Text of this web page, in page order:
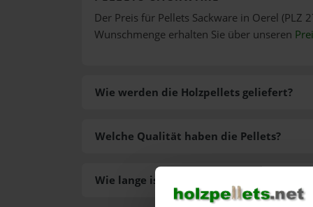
Der Preis für Pellets Sackware in Oerel (PLZ
Wunschmenge erhalten Sie über unseren
Wie werden die Holzpellets geliefert?
Welche Qualität haben die Pellets?
Wie lange ist die Lieferzeit der Pellets?